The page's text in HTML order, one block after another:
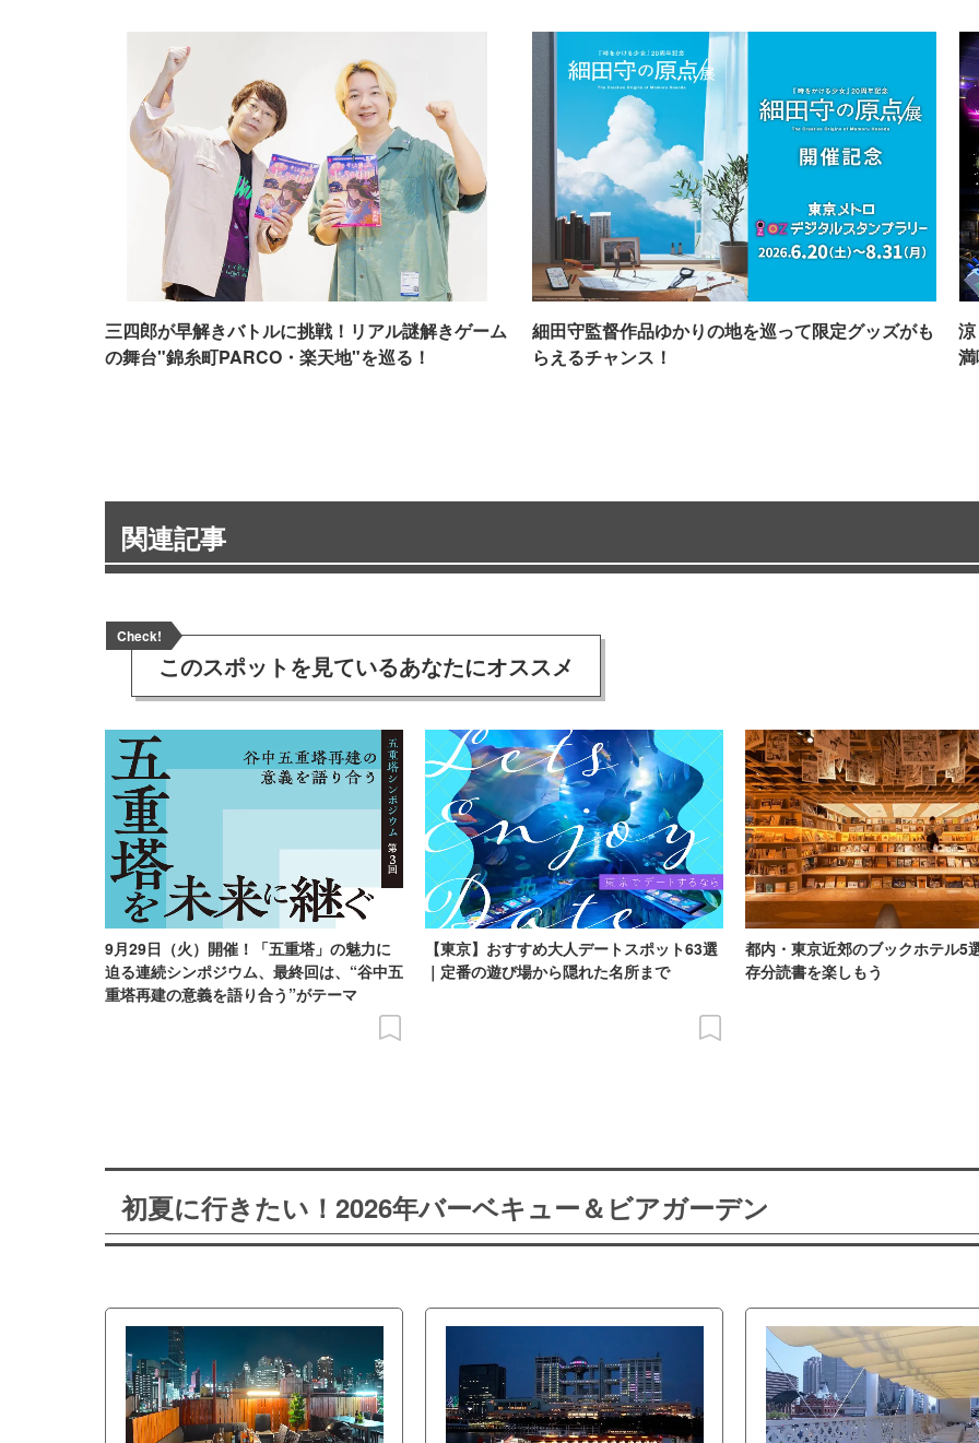
三四郎が早解きバトルに挑戦！リアル謎解きゲーム
の舞台"錦糸町PARCO・楽天地"を巡る！
細田守監督作品ゆかりの地を巡って限定グッズがも
らえるチャンス！
関連記事
Check!
このスポットを見ているあなたにオススメ
9月29日（火）開催！「五重塔」の魅力に
迫る連続シンポジウム、最終回は、“谷中五
重塔再建の意義を語り合う”がテーマ
【東京】おすすめ大人デートスポット63選
｜定番の遊び場から隠れた名所まで
都内・東京近郊のブックホテル5
存分読書を楽しもう
初夏に行きたい！2026年バーベキュー＆ビアガーデン